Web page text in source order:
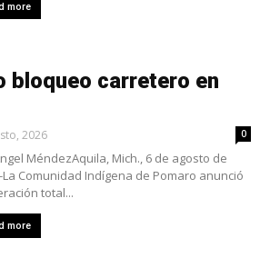
more
bloqueo carretero en
2026 0
MéndezAquila, Mich., 6 de agosto de
La Comunidad Indígena de Pomaro anunció
total...
more